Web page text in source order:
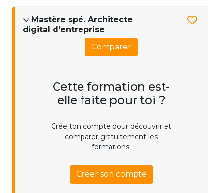
Mastère spé. Architecte
digital d'entreprise
Comparer
Cette formation est-
elle faite pour toi ?
Crée ton compte pour découvrir et
comparer gratuitement les
formations.
Créer son compte